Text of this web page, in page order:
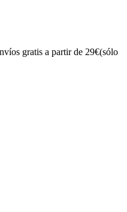
gratis a partir de 29€(sólo